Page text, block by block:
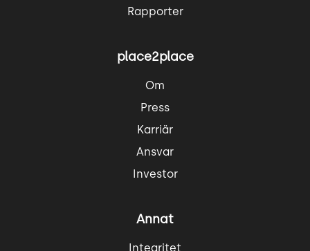
Rapporter
place2place
Om
Press
Karriär
Ansvar
Investor
Annat
Integritet